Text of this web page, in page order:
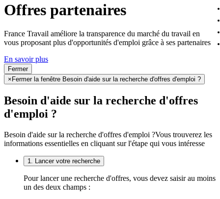
Offres partenaires
France Travail améliore la transparence du marché du travail en
vous proposant plus d'opportunités d'emploi grâce à ses partenaires
En savoir plus
Fermer
× Fermer la fenêtre Besoin d'aide sur la recherche d'offres d'emploi ?
Besoin d'aide sur la recherche d'offres
d'emploi ?
Besoin d'aide sur la recherche d'offres d'emploi ?Vous trouverez les
informations essentielles en cliquant sur l'étape qui vous intéresse
1. Lancer votre recherche
Pour lancer une recherche d'offres, vous devez saisir au moins
un des deux champs :